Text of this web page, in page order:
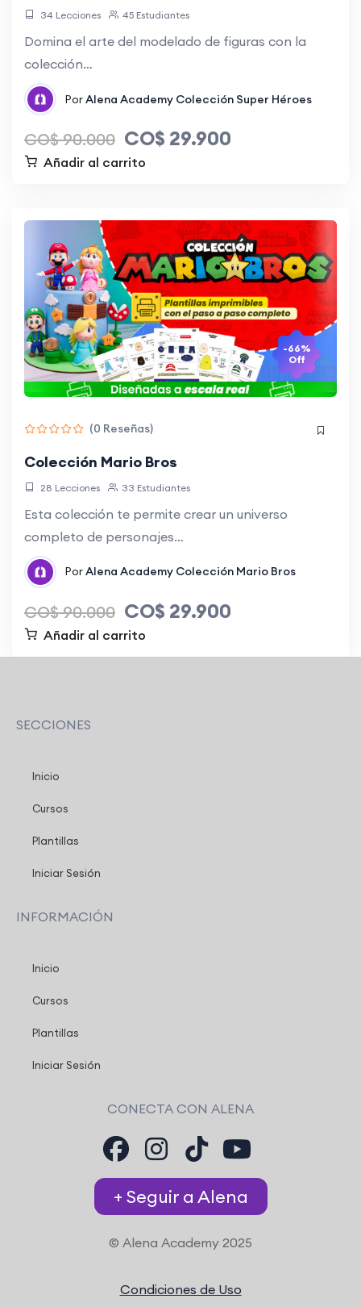
34 Lecciones 45 Estudiantes
Domina el arte del modelado de figuras con la
colección…
PorAlena Academy Colección Super Héroes
CO$90.000 CO$ 29.900
Añadir al carrito
-66%
Off
(0 Reseñas)
Colección Mario Bros
28 Lecciones 33 Estudiantes
Esta colección te permite crear un universo
completo de personajes…
PorAlena Academy Colección Mario Bros
CO$90.000 CO$ 29.900
Añadir al carrito
SECCIONES
Inicio
Cursos
Plantillas
Iniciar Sesión
INFORMACIÓN
Inicio
Cursos
Plantillas
Iniciar Sesión
CONECTA CON ALENA
+ Seguir a Alena
© Alena Academy 2025
Condiciones de Uso